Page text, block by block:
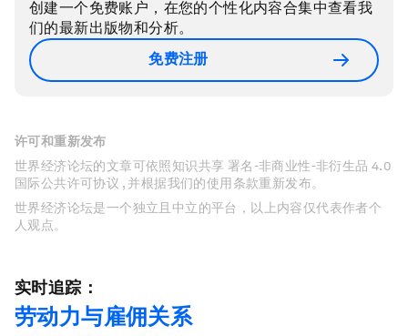
创建一个免费账户，在您的个性化内容合集中查看我
们的最新出版物和分析。
免费注册
许可和重新发布
世界经济论坛的文章可依照知识共享 署名-非商业性-非衍生品 4.0
国际公共许可协议 , 并根据我们的使用条款重新发布。
世界经济论坛是一个独立且中立的平台，以上内容仅代表作者个
人观点。
实时追踪：
劳动力与雇佣关系